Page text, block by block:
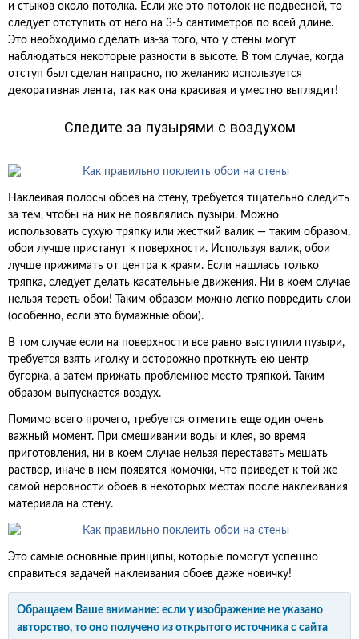
и стыков около потолка. Если же это потолок не подвесной, то
следует отступить от него на 3-5 сантиметров по всей длине.
Это необходимо сделать из-за того, что у стены могут
наблюдаться некоторые разности в высоте. В том случае, когда
отступ был сделан напрасно, по желанию используется
декоративная лента, так как она красивая и уместно выглядит!
Следите за пузырями с воздухом
Наклеивая полосы обоев на стену, требуется тщательно следить
за тем, чтобы на них не появлялись пузыри. Можно
использовать сухую тряпку или жесткий валик — таким образом,
обои лучше пристанут к поверхности. Используя валик, обои
лучше прижимать от центра к краям. Если нашлась только
тряпка, следует делать касательные движения. Ни в коем случае
нельзя тереть обои! Таким образом можно легко повредить слои
(особенно, если это бумажные обои).
В том случае если на поверхности все равно выступили пузыри,
требуется взять иголку и осторожно проткнуть ею центр
бугорка, а затем прижать проблемное место тряпкой. Таким
образом выпускается воздух.
Помимо всего прочего, требуется отметить еще один очень
важный момент. При смешивании воды и клея, во время
приготовления, ни в коем случае нельзя переставать мешать
раствор, иначе в нем появятся комочки, что приведет к той же
самой неровности обоев в некоторых местах после наклеивания
материала на стену.
Это самые основные принципы, которые помогут успешно
справиться задачей наклеивания обоев даже новичку!
Обращаем Ваше внимание: если у изображение не указано
авторство, то оно получено из открытого источника с сайта